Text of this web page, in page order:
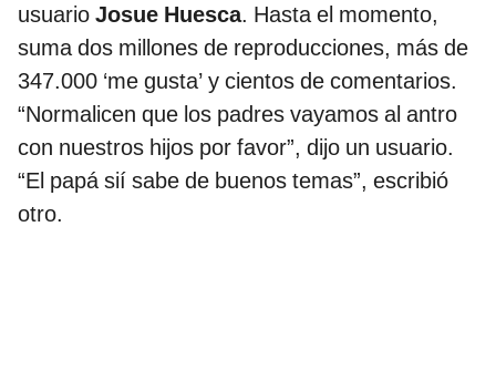
usuario Josue Huesca. Hasta el momento,
suma dos millones de reproducciones, más de
347.000 ‘me gusta’ y cientos de comentarios.
“Normalicen que los padres vayamos al antro
con nuestros hijos por favor”, dijo un usuario.
“El papá sií sabe de buenos temas”, escribió
otro.